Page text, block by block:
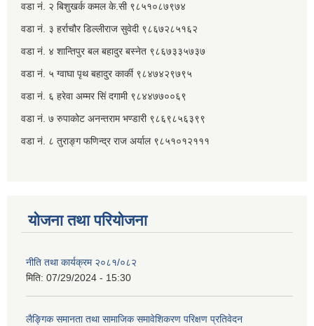
वडा नं. २ ‌‍बिशुखर्क कमल के.सी ९८५१०८७९७४
वडा नं. ३ हर्राचौर डिल्लीराज सुवेदी ९८६७२८५१६२
वडा नं. ४ शान्तिपुर बल बहादुर बस्नेत​ ९८६७३३५७३७
वडा नं. ५ ग्वाघा पृथ बहादुर कार्की ९८४७४२९७९५
वडा नं. ६ हरेवा अम्मर सिं दगामी​ ९८४४७७००६९
वडा नं. ७ ‌‍रुपाकोट अनन्तराम भण्डारी ९८६९८५६३९९
वडा नं. ८ तुराङ्ग फणिन्द्र राज अर्याल ९८५१०१२१११
योजना तथा परियोजना
नीति तथा कार्यक्रम २०८१/०८२
मिति: 07/29/2024 - 15:30
लैङ्गिक समानता तथा सामाजिक समावेशिकरण परिक्षण प्रतिवेदन